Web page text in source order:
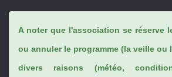
A noter que l'association se réserve
ou annuler le programme (la veille ou
divers raisons (météo,